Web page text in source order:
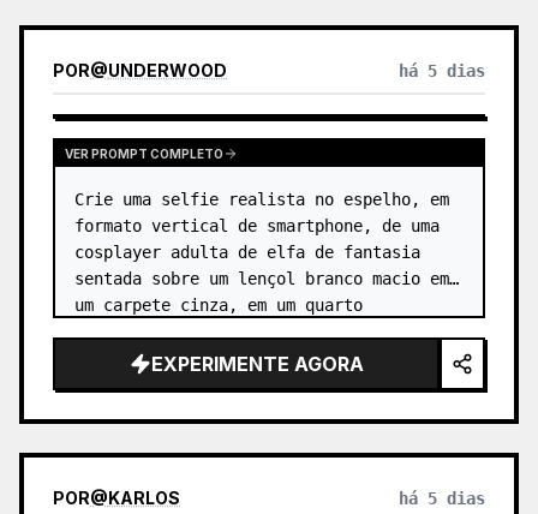
POR@UNDERWOOD há 5 dias
VER PROMPT COMPLETO
Crie uma selfie realista no espelho, em
formato vertical de smartphone, de uma
cosplayer adulta de elfa de fantasia
sentada sobre um lençol branco macio em
um carpete cinza, em um quarto
{argument name="character name"
default=…
EXPERIMENTE AGORA
POR@KARLOS há 5 dias